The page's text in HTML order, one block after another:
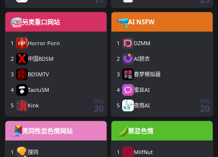
另类重口网站
1 Horror Porn
2 中国BDSM
3 BDSMTV
4 TaoluSM
5 Kink
网站
20
AI NSFW
1 DZMM
2 AI脱衣
3 春梦模拟器
4 蜜丝AI
5 夜雨AI
网站
20
男同性恋色情网站
1 搜同
禁忌色情
1 MilfNut